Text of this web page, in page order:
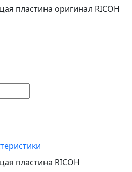
пластина оригинал RICOH
пластина RICOH